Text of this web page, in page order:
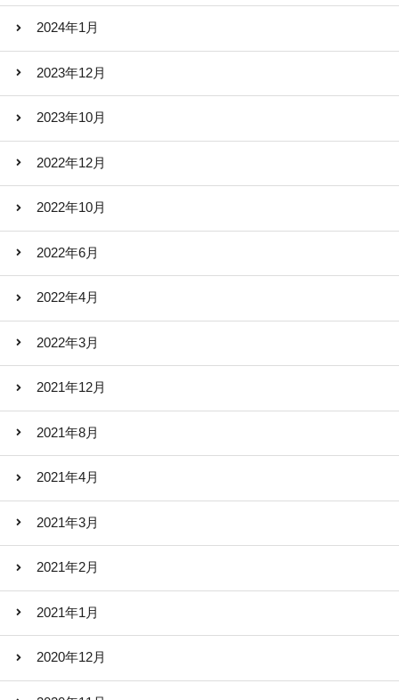
2024年1月
2023年12月
2023年10月
2022年12月
2022年10月
2022年6月
2022年4月
2022年3月
2021年12月
2021年8月
2021年4月
2021年3月
2021年2月
2021年1月
2020年12月